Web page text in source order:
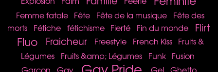
Femme fatale Fête Fête de la musique Fête des
morts Fétiche fétichisme Fierté Fin du monde Flirt
Fluo Fraicheur Freestyle French Kiss Fruits &
Légumes Fruits &amp; Légumes Funk Fusion
Garçon Gay Gel Ghetto